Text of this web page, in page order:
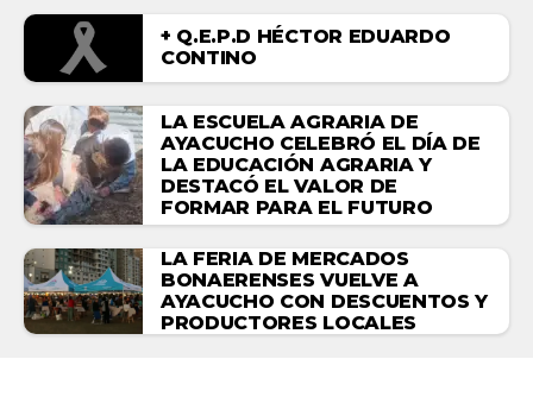
+ Q.E.P.D HÉCTOR EDUARDO
CONTINO
LA ESCUELA AGRARIA DE
AYACUCHO CELEBRÓ EL DÍA DE
LA EDUCACIÓN AGRARIA Y
DESTACÓ EL VALOR DE
FORMAR PARA EL FUTURO
LA FERIA DE MERCADOS
BONAERENSES VUELVE A
AYACUCHO CON DESCUENTOS Y
PRODUCTORES LOCALES